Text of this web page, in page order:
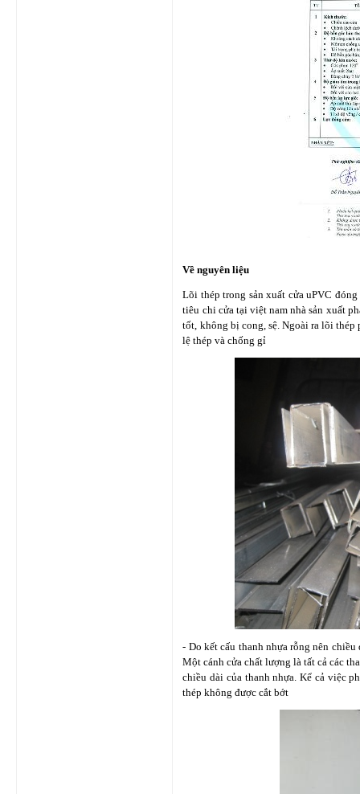
Về nguyên liệu
Lõi thép trong sản xuất cửa uPVC
tiêu chi cửa tại việt nam nhà sản xuất
tốt, không bị cong, sệ. Ngoài ra lõi
lệ thép và chống gỉ
- Do kết cấu thanh nhựa rỗng nên
Một cánh cửa chất lượng là tất cả các
chiều dài của thanh nhựa. Kể cả việc
thép không được cắt bớt